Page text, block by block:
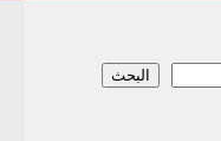
البحث